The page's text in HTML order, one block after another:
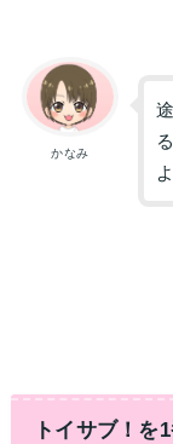
かなみ
トイサブ！を